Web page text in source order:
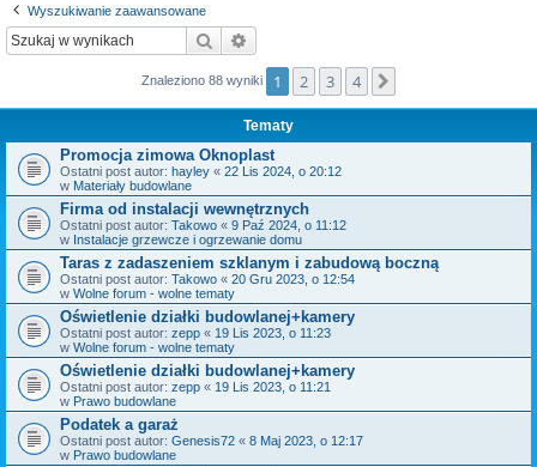
Wyszukiwanie zaawansowane
Szukaj
Znaleziono 88 wyniki 1 2 3 4
Tematy
Promocja zimowa Oknoplast
Ostatni post autor: hayley « 22 Lis 2024, o 20:12
w Materiały budowlane
Firma od instalacji wewnętrznych
Ostatni post autor: Takowo « 9 Paź 2024, o 11:12
w Instalacje grzewcze i ogrzewanie domu
Taras z zadaszeniem szklanym i zabudową boczną
Ostatni post autor: Takowo « 20 Gru 2023, o 12:54
w Wolne forum - wolne tematy
Oświetlenie działki budowlanej+kamery
Ostatni post autor: zepp « 19 Lis 2023, o 11:23
w Wolne forum - wolne tematy
Oświetlenie działki budowlanej+kamery
Ostatni post autor: zepp « 19 Lis 2023, o 11:21
w Prawo budowlane
Podatek a garaż
Ostatni post autor: Genesis72 « 8 Maj 2023, o 12:17
w Prawo budowlane